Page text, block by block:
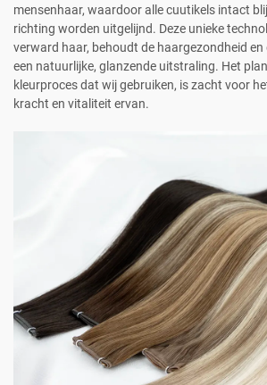
mensenhaar, waardoor alle cuutikels intact
richting worden uitgelijnd. Deze unieke
verward haar, behoudt de haargezondheid en
een natuurlijke, glanzende uitstraling. Het
kleurproces dat wij gebruiken, is zacht voor
kracht en vitaliteit ervan.